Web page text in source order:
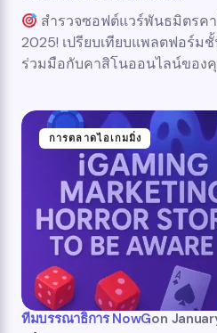
สำรวจซอฟต์แวร์พันธมิตรค
2025! เปรียบเทียบแพลตฟอร์ม
ร่วมมือกับคาสิโนออนไลน์ของ
การตลาดไอเกมมิ่ง
ทีมบรรณาธิการ NowGon